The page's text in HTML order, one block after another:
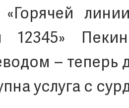
12345»
– теперь
услуга с